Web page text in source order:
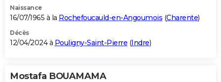
Naissance
16/07/1965 à la Rochefoucauld-en-Angoumois (Charente)
Décès
12/04/2024 à Pouligny-Saint-Pierre (Indre)
Mostafa BOUAMAMA